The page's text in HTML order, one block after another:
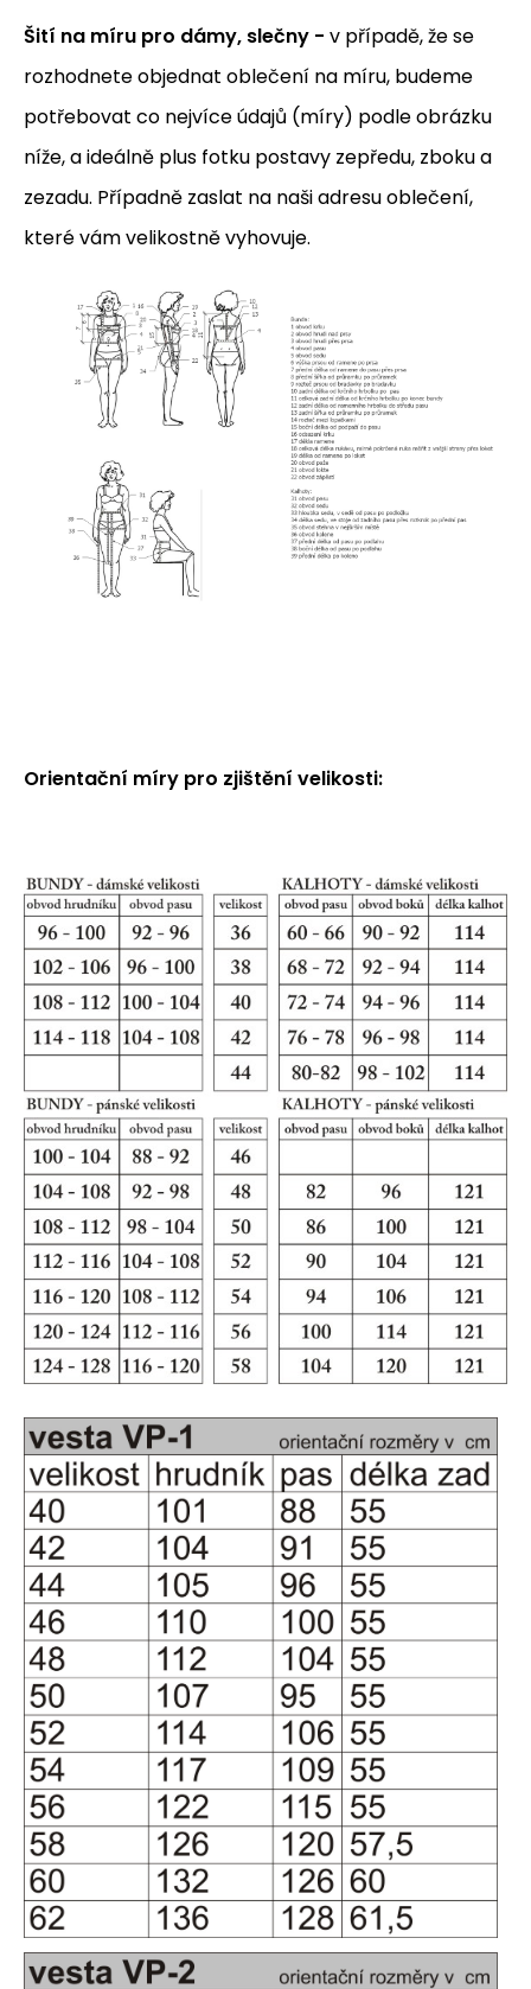
Šití na míru pro dámy, slečny - v případě, že se
rozhodnete objednat oblečení na míru, budeme
potřebovat co nejvíce údajů (míry) podle obrázku
níže, a ideálně plus fotku postavy zepředu, zboku a
zezadu. Případně zaslat na naši adresu oblečení,
které vám velikostně vyhovuje.
Orientační míry pro zjištění velikosti: